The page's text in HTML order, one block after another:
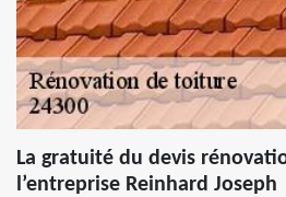
La gratuité du devis
l’entreprise Reinhard Joseph